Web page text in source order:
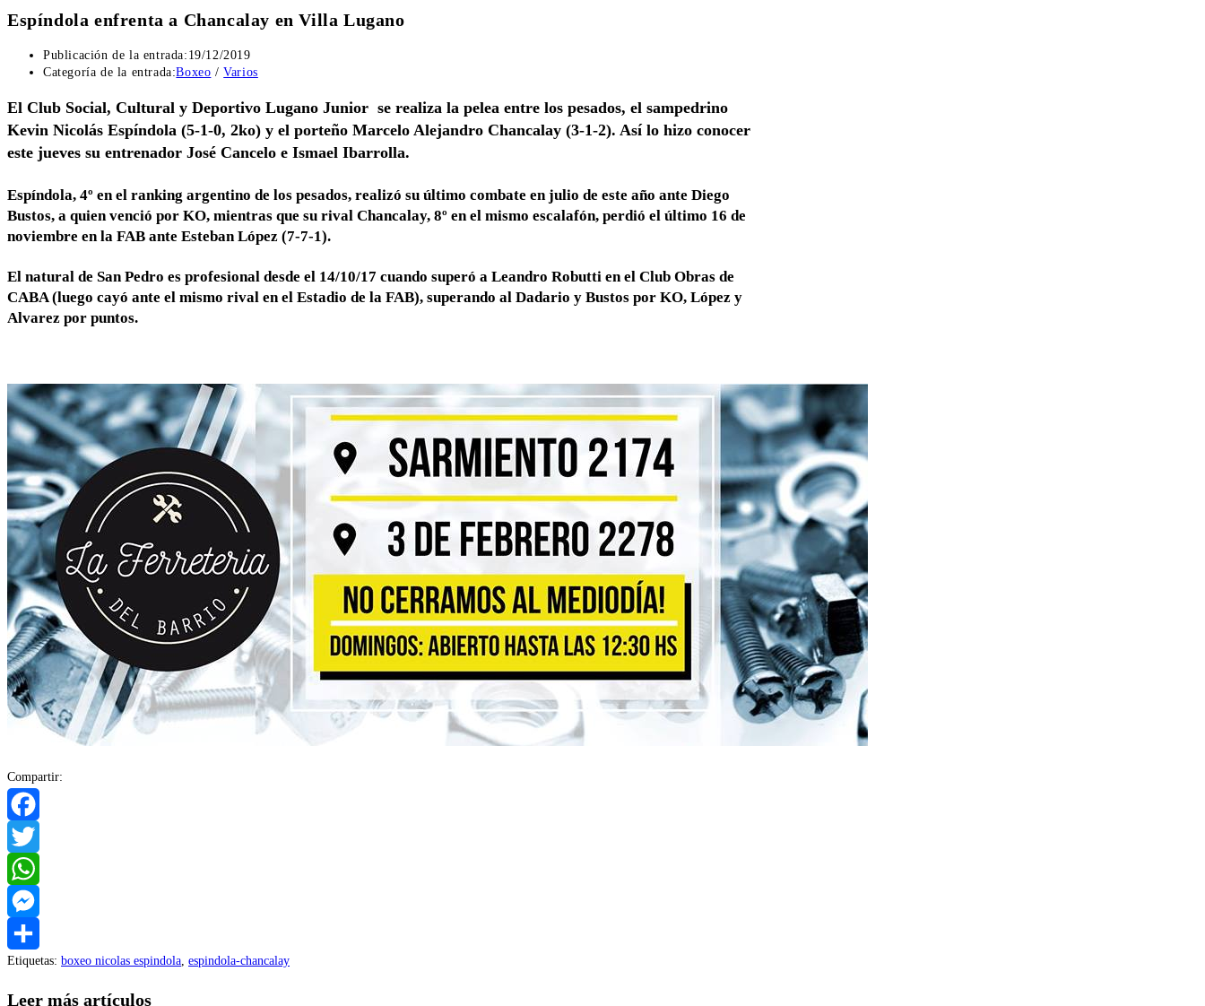
Espíndola enfrenta a Chancalay en Villa Lugano
Publicación de la entrada: 19/12/2019
Categoría de la entrada:Boxeo / Varios
El Club Social, Cultural y Deportivo Lugano Junior se realiza la pelea entre los pesados, el sampedrino
Kevin Nicolás Espíndola (5-1-0, 2ko) y el porteño Marcelo Alejandro Chancalay (3-1-2). Así lo hizo conocer
este jueves su entrenador José Cancelo e Ismael Ibarrolla.
Espíndola, 4º en el ranking argentino de los pesados, realizó su último combate en julio de este año ante Diego
Bustos, a quien venció por KO, mientras que su rival Chancalay, 8º en el mismo escalafón, perdió el último 16 de
noviembre en la FAB ante Esteban López (7-7-1).
El natural de San Pedro es profesional desde el 14/10/17 cuando superó a Leandro Robutti en el Club Obras de
CABA (luego cayó ante el mismo rival en el Estadio de la FAB), superando al Dadario y Bustos por KO, López y
Alvarez por puntos.
Compartir:
Facebook
Twitter
WhatsApp
Messenger
Compartir
Etiquetas: boxeo nicolas espindola, espindola-chancalay
Leer más artículos